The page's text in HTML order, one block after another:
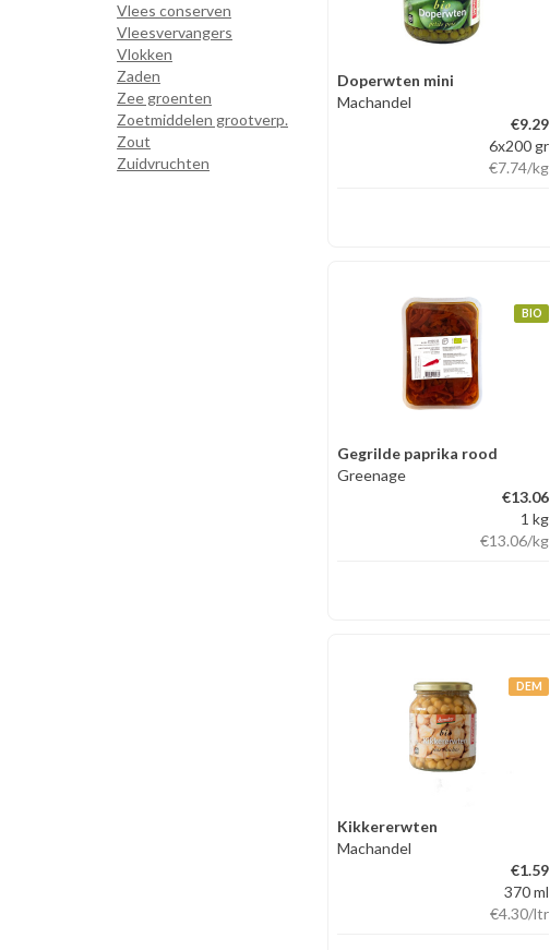
Vlees conserven
Vleesvervangers
Vlokken
Zaden
Zee groenten
Zoetmiddelen grootverp.
Zout
Zuidvruchten
Doperwten mini
Machandel
€9.29
6x200 gr
€7.74/kg
BIO
Gegrilde paprika rood
Greenage
€13.06
1 kg
€13.06/kg
DEM
Kikkererwten
Machandel
€1.59
370 ml
€4.30/ltr